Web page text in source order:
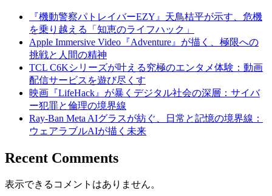
『機動警察パトレイバーEZY』天鳥桔平が示す、危機
を乗り越える「知恵のライフハック」
Apple Immersive Video『Adventure』が描く、極限への
挑戦と人間の精神
TCL C6Kシリーズが叶える究極のエンタメ体験：動画
配信サービスを遊び尽くす
映画『LifeHack』が暴くデジタル社会の深層：サイバ
ー犯罪と倫理の境界線
Ray-Ban Meta AIグラスが紡ぐ、日常と記憶の境界線：
ウェアラブルAIが描く未来
Recent Comments
表示できるコメントはありません。